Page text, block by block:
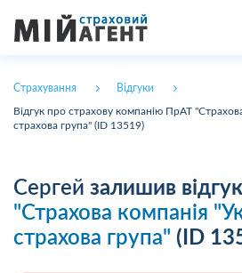
Страхування Відгуки
Відгук про страхову компанію ПрАТ
страхова група" (ID 13519)
Сергей залишив
"Страхова компанія
страхова група" (ID